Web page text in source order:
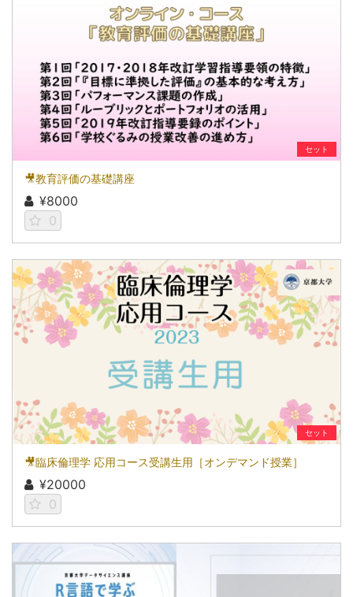
セット
🎥教育評価の基礎講座
¥8000
0
セット
🎥臨床倫理学 応用コース受講生用［オンデマンド授業］
¥20000
0